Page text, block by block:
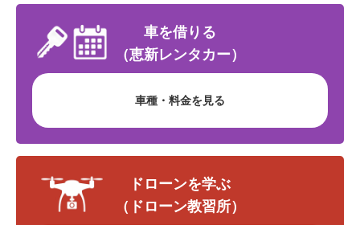
車を借りる
（恵新レンタカー）
車種・料金を見る
ドローンを学ぶ
（ドローン教習所）